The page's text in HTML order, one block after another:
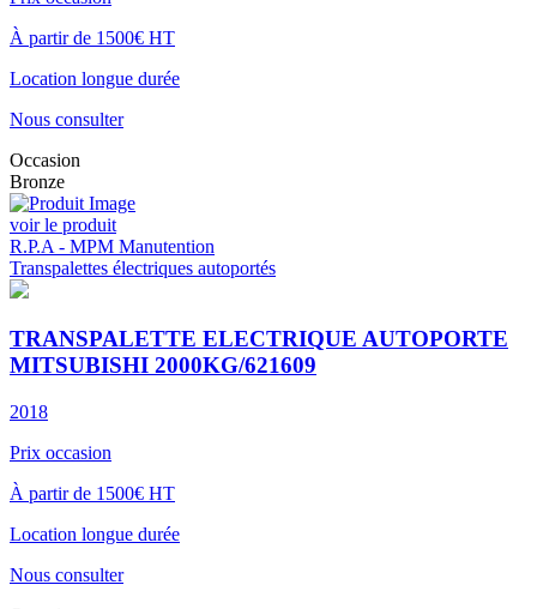
À partir de 1500€ HT
Location longue durée
Nous consulter
Occasion
Bronze
voir le produit
R.P.A - MPM Manutention
Transpalettes électriques autoportés
TRANSPALETTE ELECTRIQUE AUTOPORTE
MITSUBISHI 2000KG/621609
2018
Prix occasion
À partir de 1500€ HT
Location longue durée
Nous consulter